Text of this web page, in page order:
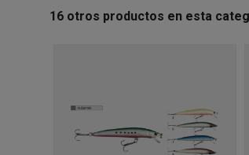
16 otros productos en esta